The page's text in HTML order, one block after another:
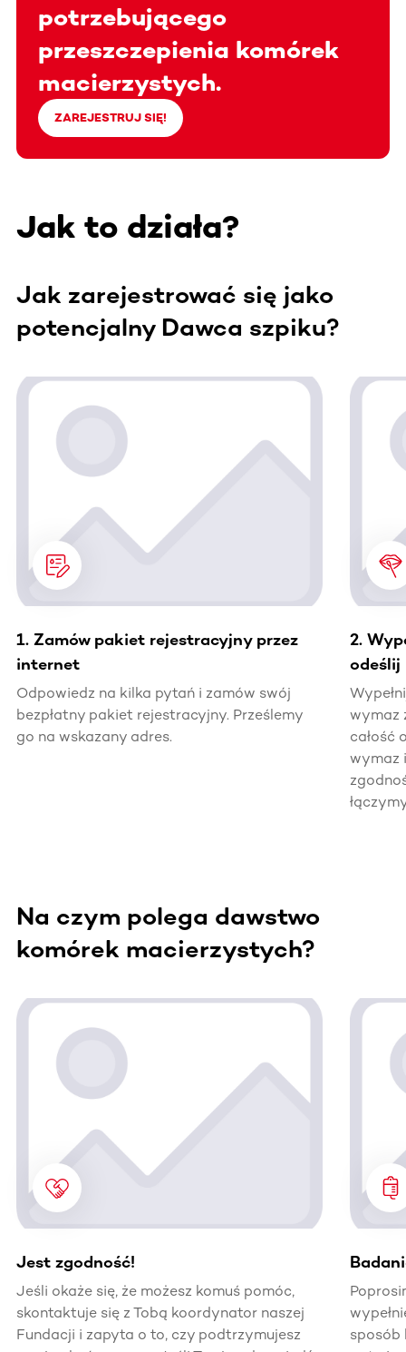
potrzebującego
przeszczepienia komórek
macierzystych.
ZAREJESTRUJ SIĘ!
Jak to działa?
Jak zarejestrować się jako
potencjalny Dawca szpiku?
Ta sekcja zawiera treści przewijane w poziomie. Użyj
1. Zamów pakiet rejestracyjny przez
internet
Odpowiedz na kilka pytań i zamów swój
bezpłatny pakiet rejestracyjny. Prześlemy
go na wskazany adres.
2.
wymaz
całość
wymaz
Na czym polega dawstwo
komórek macierzystych?
Ta sekcja zawiera treści przewijane w poziomie. Użyj
Jest zgodność!
Jeśli okaże się, że możesz komuś pomóc,
skontaktuje się z Tobą koordynator naszej
Fundacji i zapyta o to, czy podtrzymujesz
sposób